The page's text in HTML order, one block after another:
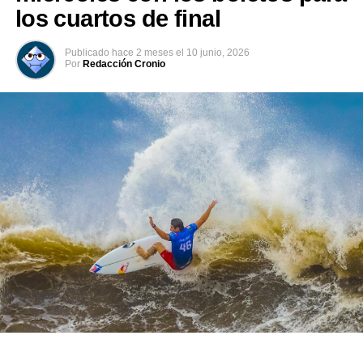
los cuartos de final
Publicado hace 2 meses el 10 junio, 2026
Por Redacción Cronio